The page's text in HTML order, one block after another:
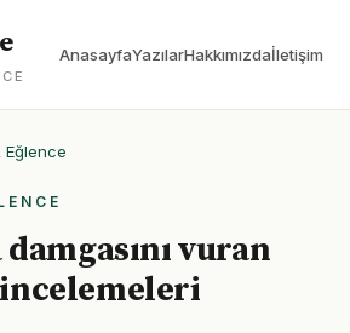
AnasayfaYazılarHakkımızdaİletişim
Eğlence
damgasını vuran